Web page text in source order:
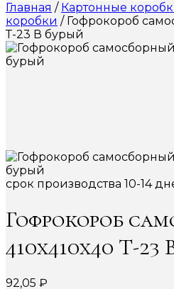
Главная / Картонные
коробки / Гофрокороб
Т-23 В бурый
срок производства 10-14
Гофрокороб
410х410х40 Т-23
92,05 ₽